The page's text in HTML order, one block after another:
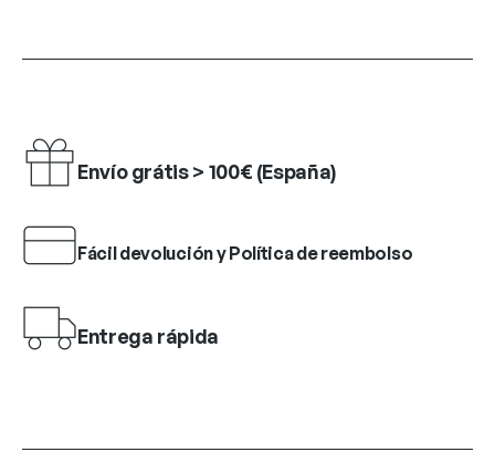
Envío grátis > 100€ (España)
Fácil devolución y Política de reembolso
Entrega rápida